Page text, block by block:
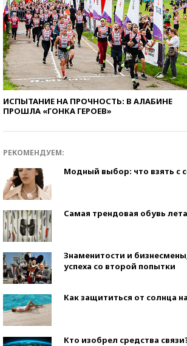
ИСПЫТАНИЕ НА ПРОЧНОСТЬ: В АЛАБИНЕ
ПРОШЛА «ГОНКА ГЕРОЕВ»
РЕКОМЕНДУЕМ:
Модный выбор: что взять с
Самая трендовая обувь лета
Знаменитости и
успеха со второй попытки
Как защититься от солнца
Кто изобрел средства